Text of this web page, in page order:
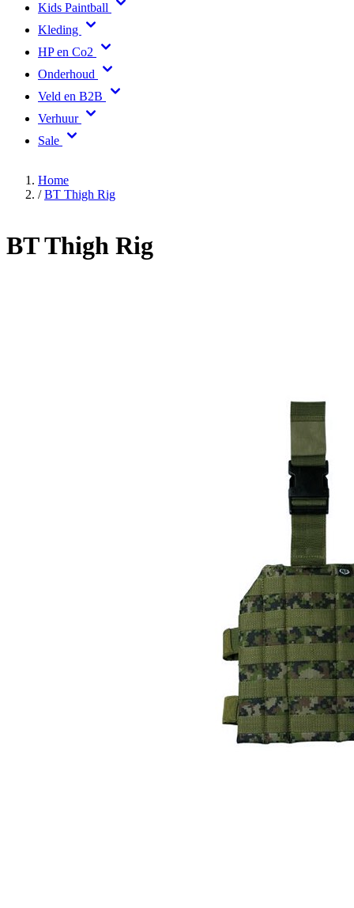
Kids Paintball
Kleding
HP en Co2
Onderhoud
Veld en B2B
Verhuur
Sale
Home
/ BT Thigh Rig
BT Thigh Rig